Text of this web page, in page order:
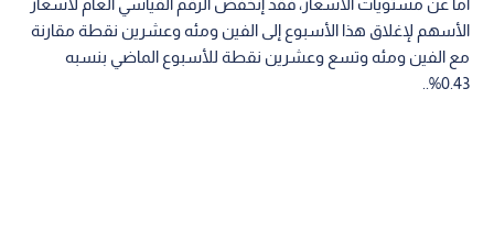
الأسهم لإغلاق هذا الأسبوع إلى الفين ومئه وعشرين نقطة مقارنة
مع الفين ومئه وتسع وعشرين نقطة للأسبوع الماضي بنسبه
0.43%..